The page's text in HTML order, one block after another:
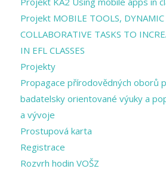
Projekt MOBILE TOOLS, DYNAMIC
COLLABORATIVE TASKS TO
IN EFL CLASSES
Projekty
Propagace přírodovědných oborů
badatelsky orientované výuky a
a vývoje
Prostupová karta
Registrace
Rozvrh hodin VOŠZ